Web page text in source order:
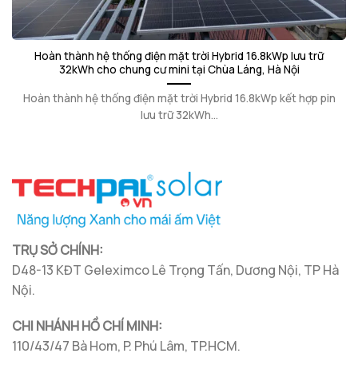
Hoàn thành hệ thống điện mặt trời Hybrid 16.8kWp lưu trữ
32kWh cho chung cư mini tại Chùa Láng, Hà Nội
Hoàn thành hệ thống điện mặt trời Hybrid 16.8kWp kết hợp pin
lưu trữ 32kWh...
TRỤ SỞ CHÍNH:
D48-13 KĐT Geleximco Lê Trọng Tấn, Dương Nội, TP Hà
Nội.
CHI NHÁNH HỒ CHÍ MINH:
110/43/47 Bà Hom, P. Phú Lâm, TP.HCM.